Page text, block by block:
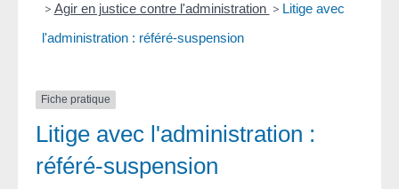
> Agir en justice contre l'administration > Litige avec
l'administration : référé-suspension
Fiche pratique
Litige avec l'administration :
référé-suspension